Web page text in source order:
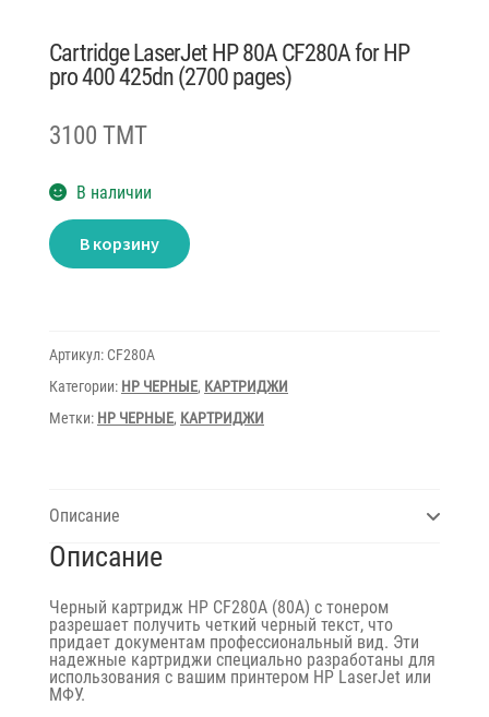
Cartridge LaserJet HP 80A CF280A for HP
pro 400 425dn (2700 pages)
3100 TMT
В наличии
Количество
товара
Cartridge
for
HP
pro
425dn
В корзину
Артикул: CF280A
Категории: HP ЧЕРНЫЕ, КАРТРИДЖИ
Метки: HP ЧЕРНЫЕ, КАРТРИДЖИ
Описание
Описание
Черный картридж HP CF280A (80A) с тонером
разрешает получить четкий черный текст, что
придает документам профессиональный вид. Эти
надежные картриджи специально разработаны для
использования с вашим принтером HP LaserJet или
МФУ.